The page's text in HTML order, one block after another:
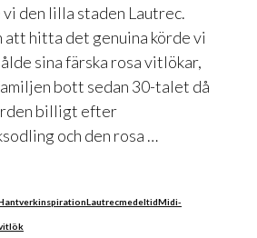
den lilla staden Lautrec.
att hitta det genuina körde vi
sina färska rosa vitlökar,
bott sedan 30-talet då
billigt efter
och den rosa …
inspirationLautrecmedeltidMidi-